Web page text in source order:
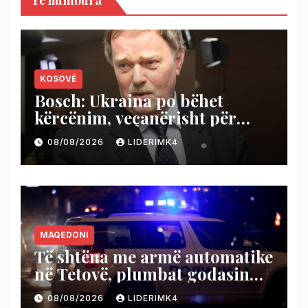
KOSOVË
Bosch: Ukraina po bëhet
kërcënim, veçanërisht për
Kosovën, BE ta kushtëzojë me
njohjen e Kosovës
08/08/2026 LIDERIMK4
MAQEDONI
Të shtëna me armë automatike
në Tetovë, plumbat godasin
shtëpinë dhe veturën e një 48-
08/08/2026 LIDERIMK4